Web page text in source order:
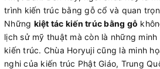
trình kiến trúc bằng gỗ cổ và quan
Những kiệt tác kiến trúc bằng gỗ
lịch sử mỹ thuật mà còn là những
kiến trúc. Chùa Horyuji cũng là minh
nghi của kiến trúc Phật Giáo, Trung